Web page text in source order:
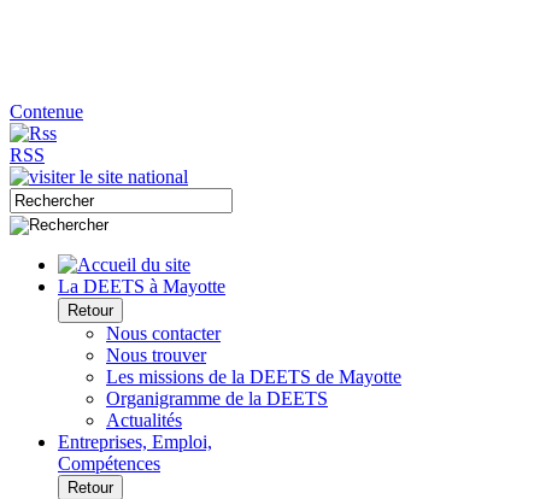
Contenue
RSS
La DEETS à Mayotte
Retour
Nous contacter
Nous trouver
Les missions de la DEETS de Mayotte
Organigramme de la DEETS
Actualités
Entreprises, Emploi,
Compétences
Retour